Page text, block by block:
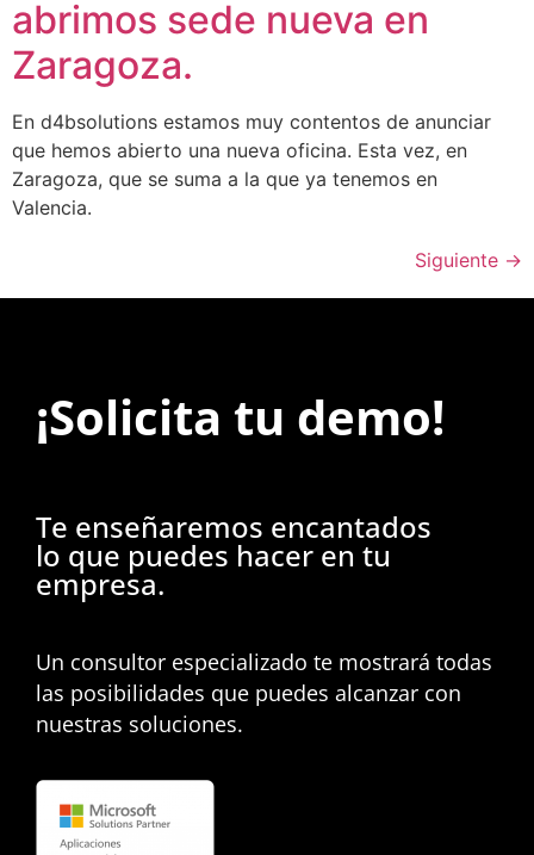
abrimos sede nueva en
Zaragoza.
En d4bsolutions estamos muy contentos de anunciar
que hemos abierto una nueva oficina. Esta vez, en
Zaragoza, que se suma a la que ya tenemos en
Valencia.
Siguiente →
¡Solicita tu demo!
Te enseñaremos encantados
lo que puedes hacer en tu
empresa.
Un consultor especializado te mostrará todas
las posibilidades que puedes alcanzar con
nuestras soluciones.